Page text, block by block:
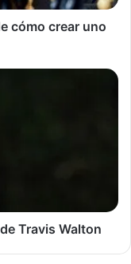
cómo crear uno
Travis Walton